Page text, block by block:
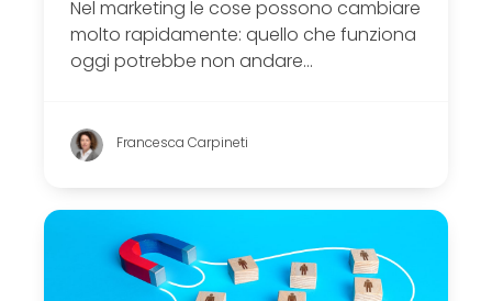
Nel marketing le cose possono cambiare
molto rapidamente: quello che funziona
oggi potrebbe non andare…
Francesca Carpineti